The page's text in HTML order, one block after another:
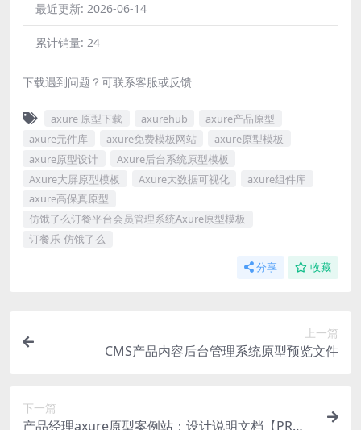
最近更新: 2026-06-14
累计销量: 24
下载遇到问题？可联系客服或反馈
axure 原型下载 axurehub
axure产品原型
axure元件库
axure免费模板网站
axure原型模板
axure原型设计
Axure后台系统原型模板
Axure大屏原型模板
Axure大数据可视化
axure组件库
axure高保真原型
仿饿了么订餐平台会员管理系统Axure原型模板
订餐乐-仿饿了么
分享 收藏
上一篇
CMS产品内容后台管理系统原型预览文件
下一篇
产品经理axure原型案例站：设计说明文档【PR